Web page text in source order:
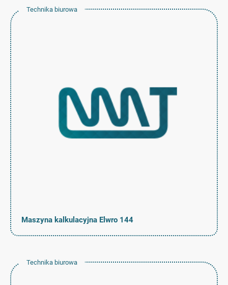
Technika biurowa
Maszyna kalkulacyjna Elwro 144
Technika biurowa